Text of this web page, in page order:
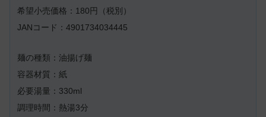
希望小売価格：180円（税別）
JANコード：4901734034445
麺の種類：油揚げ麺
容器材質：紙
必要湯量：330ml
調理時間：熱湯3分